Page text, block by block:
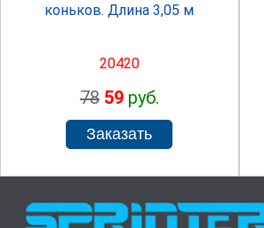
коньков. Длина 3,05 м
20420
78 59руб.